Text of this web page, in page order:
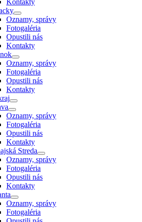
Kontakty
Oznamy, správy
Fotogaléria
Opustili nás
Kontakty
Oznamy, správy
Fotogaléria
Opustili nás
Kontakty
Oznamy, správy
Fotogaléria
Opustili nás
Kontakty
Streda
Oznamy, správy
Fotogaléria
Opustili nás
Kontakty
Oznamy, správy
Fotogaléria